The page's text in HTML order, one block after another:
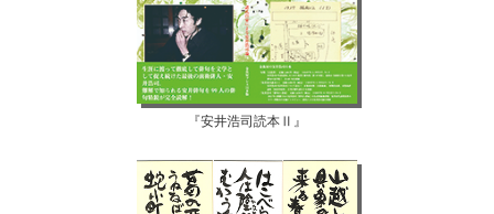
『安井浩司読本Ⅱ』